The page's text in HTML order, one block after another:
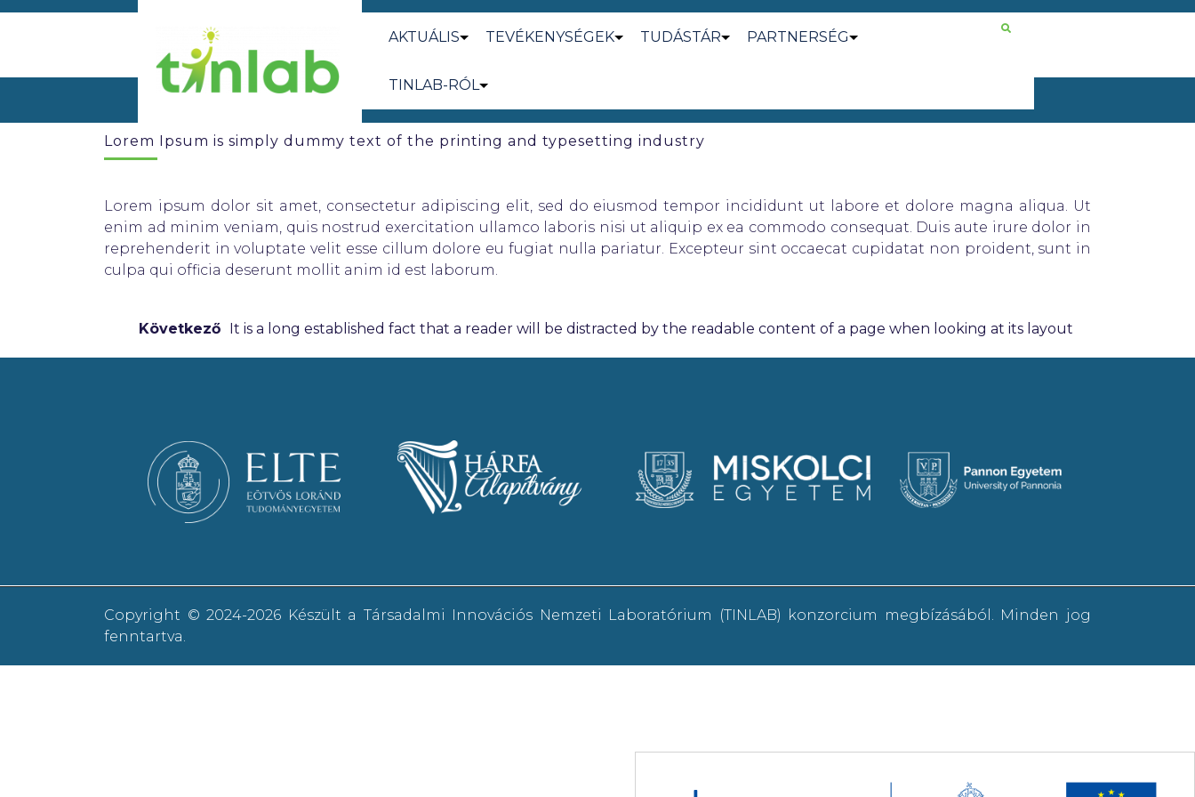
AKTUÁLIS TEVÉKENYSÉGEK TUDÁSTÁR PARTNERSÉG
TINLAB-RÓL
Lorem Ipsum is simply dummy text of the printing and typesetting industry
Lorem ipsum dolor sit amet, consectetur adipiscing elit, sed do eiusmod tempor incididunt ut labore et dolore magna aliqua. Ut
enim ad minim veniam, quis nostrud exercitation ullamco laboris nisi ut aliquip ex ea commodo consequat. Duis aute irure dolor in
reprehenderit in voluptate velit esse cillum dolore eu fugiat nulla pariatur. Excepteur sint occaecat cupidatat non proident, sunt in
culpa qui officia deserunt mollit anim id est laborum.
Következő It is a long established fact that a reader will be distracted by the readable content of a page when looking at its layout
Copyright © 2024-2026 Készült a Társadalmi Innovációs Nemzeti Laboratórium (TINLAB) konzorcium megbízásából. Minden jog
fenntartva.